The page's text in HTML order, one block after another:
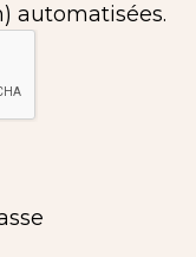
automatisées.